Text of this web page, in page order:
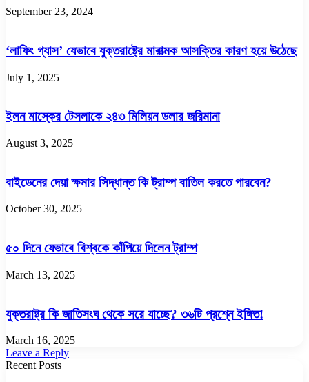
September 23, 2024
‘লাফিং গ্যাস’ যেভাবে যুক্তরাষ্ট্রে মারাত্মক আসক্তির কারণ হয়ে উঠেছে
July 1, 2025
ইলন মাস্কের টেসলাকে ২৪৩ মিলিয়ন ডলার জরিমানা
August 3, 2025
বাইডেনের দেয়া ক্ষমার সিদ্ধান্ত কি ট্রাম্প বাতিল করতে পারবেন?
October 30, 2025
৫০ দিনে যেভাবে বিশ্বকে কাঁপিয়ে দিলেন ট্রাম্প
March 13, 2025
যুক্তরাষ্ট্র কি জাতিসংঘ থেকে সরে যাচ্ছে? ৩৬টি প্রশ্নে ইঙ্গিত!
March 16, 2025
Leave a Reply
Recent Posts